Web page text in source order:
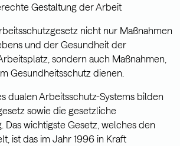
Gestaltung der Arbeit
nicht nur Maßnahmen
und der Gesundheit der
sondern auch Maßnahmen,
Gesundheitsschutz dienen.
dualen Arbeitsschutz-Systems bilden
sowie die gesetzliche
Das wichtigste Gesetz, welches den
ist das im Jahr 1996 in Kraft